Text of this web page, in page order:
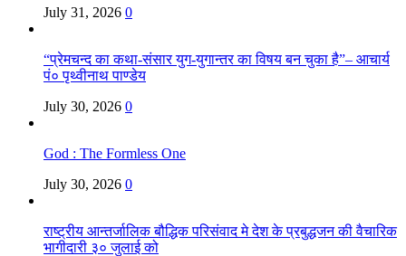
July 31, 2026 0
“प्रेमचन्द का कथा-संसार युग-युगान्तर का विषय बन चुका है”– आचार्य
पं० पृथ्वीनाथ पाण्डेय
July 30, 2026 0
God : The Formless One
July 30, 2026 0
राष्ट्रीय आन्तर्जालिक बौद्धिक परिसंवाद मे देश के प्रबुद्धजन की वैचारिक
भागीदारी ३० जुलाई को